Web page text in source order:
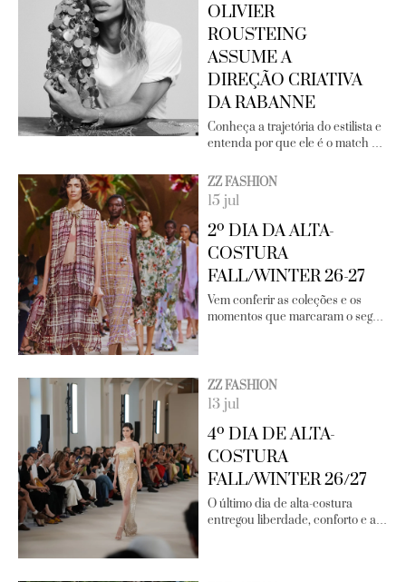
OLIVIER
ROUSTEING
ASSUME A
DIREÇÃO CRIATIVA
DA RABANNE
Conheça a trajetória do estilista e
entenda por que ele é o match …
ZZ FASHION
15 jul
2º DIA DA ALTA-
COSTURA
FALL/WINTER 26-27
Vem conferir as coleções e os
momentos que marcaram o seg…
ZZ FASHION
13 jul
4º DIA DE ALTA-
COSTURA
FALL/WINTER 26/27
O último dia de alta-costura
entregou liberdade, conforto e a…